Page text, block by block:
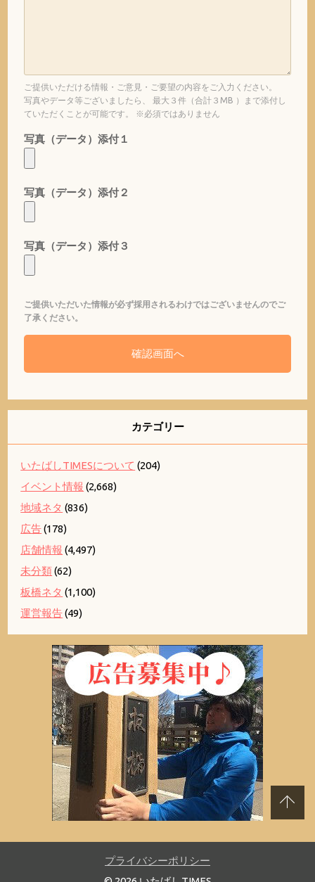
ご提供いただける情報・ご意見・ご要望の内容をご入力ください。
写真やデータ等ございましたら、 最大３件（合計３MB ）まで添付し
ていただくことが可能です。 ※必須ではありません
写真（データ）添付１
写真（データ）添付２
写真（データ）添付３
ご提供いただいた情報が必ず採用されるわけではございませんのでご
了承ください。
カテゴリー
いたばしTIMESについて (204)
イベント情報 (2,668)
地域ネタ (836)
広告(178)
店舗情報 (4,497)
未分類(62)
板橋ネタ (1,100)
運営報告(49)
プライバシーポリシー